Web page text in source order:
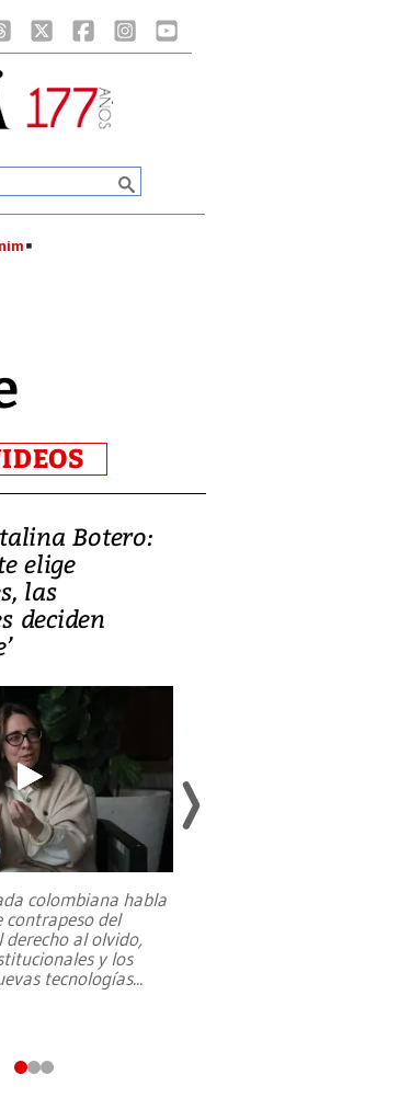
Botero:
elige
las
deciden
colombiana habla
contrapeso del
derecho al olvido,
y los
tecnologías...